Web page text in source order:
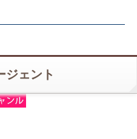
ェント